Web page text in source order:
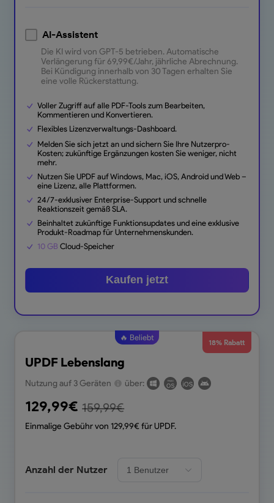
AI-Assistent
Die KI wird von GPT-5 betrieben. Automatische
Verlängerung für 69,99€/Jahr, jährliche Abrechnung.
Bei Kündigung innerhalb von 30 Tagen erhalten Sie
eine volle Rückerstattung.
Voller Zugriff auf alle PDF-Tools zum Bearbeiten,
Kommentieren und Konvertieren.
Flexibles Lizenzverwaltungs-Dashboard.
Melden Sie sich jetzt an und sichern Sie Ihre Nutzerpro-
Kosten; zukünftige Ergänzungen kosten Sie weniger, nicht
mehr.
Nutzen Sie UPDF auf Windows, Mac, iOS, Android und Web –
eine Lizenz, alle Plattformen.
24/7-exklusiver Enterprise-Support und schnelle
Reaktionszeit gemäß SLA.
Beinhaltet zukünftige Funktionsupdates und eine exklusive
Produkt-Roadmap für Unternehmenskunden.
10 GB Cloud-Speicher
Kaufen jetzt
18% Rabatt
🔥 Beliebt
UPDF Lebenslang
Nutzung auf 3 Geräten über:
129,99€ 159,99€
Einmalige Gebühr von 129,99€ für UPDF.
Anzahl der Nutzer